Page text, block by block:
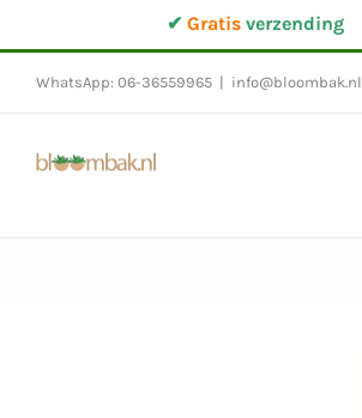
naar
inhoud
✔Gratisverzending
WhatsApp: 06-36559965 info@bloombak.nl